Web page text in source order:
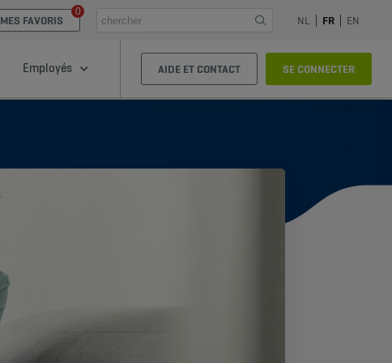
MES FAVORIS
0
NL FR EN
Employés AIDE ET CONTACT SE CONNECTER